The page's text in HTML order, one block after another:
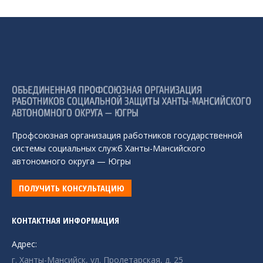
Профсоюзная организация работников государственной
системы социальных служб Ханты-Мансийского
автономного округа — Югры
ПОЛУЧИТЬ КОНСУЛЬТАЦИЮ
КОНТАКТНАЯ ИНФОРМАЦИЯ
Адрес:
г. Ханты-Мансийск, ул. Пролетарская, д. 25